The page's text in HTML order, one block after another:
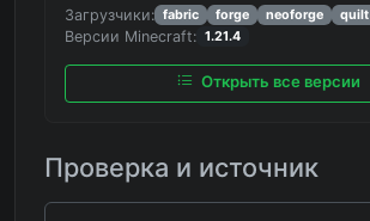
Загрузчики: fabric forge neoforge quilt
Версии Minecraft: 1.21.4
Открыть все версии
Проверка и источник